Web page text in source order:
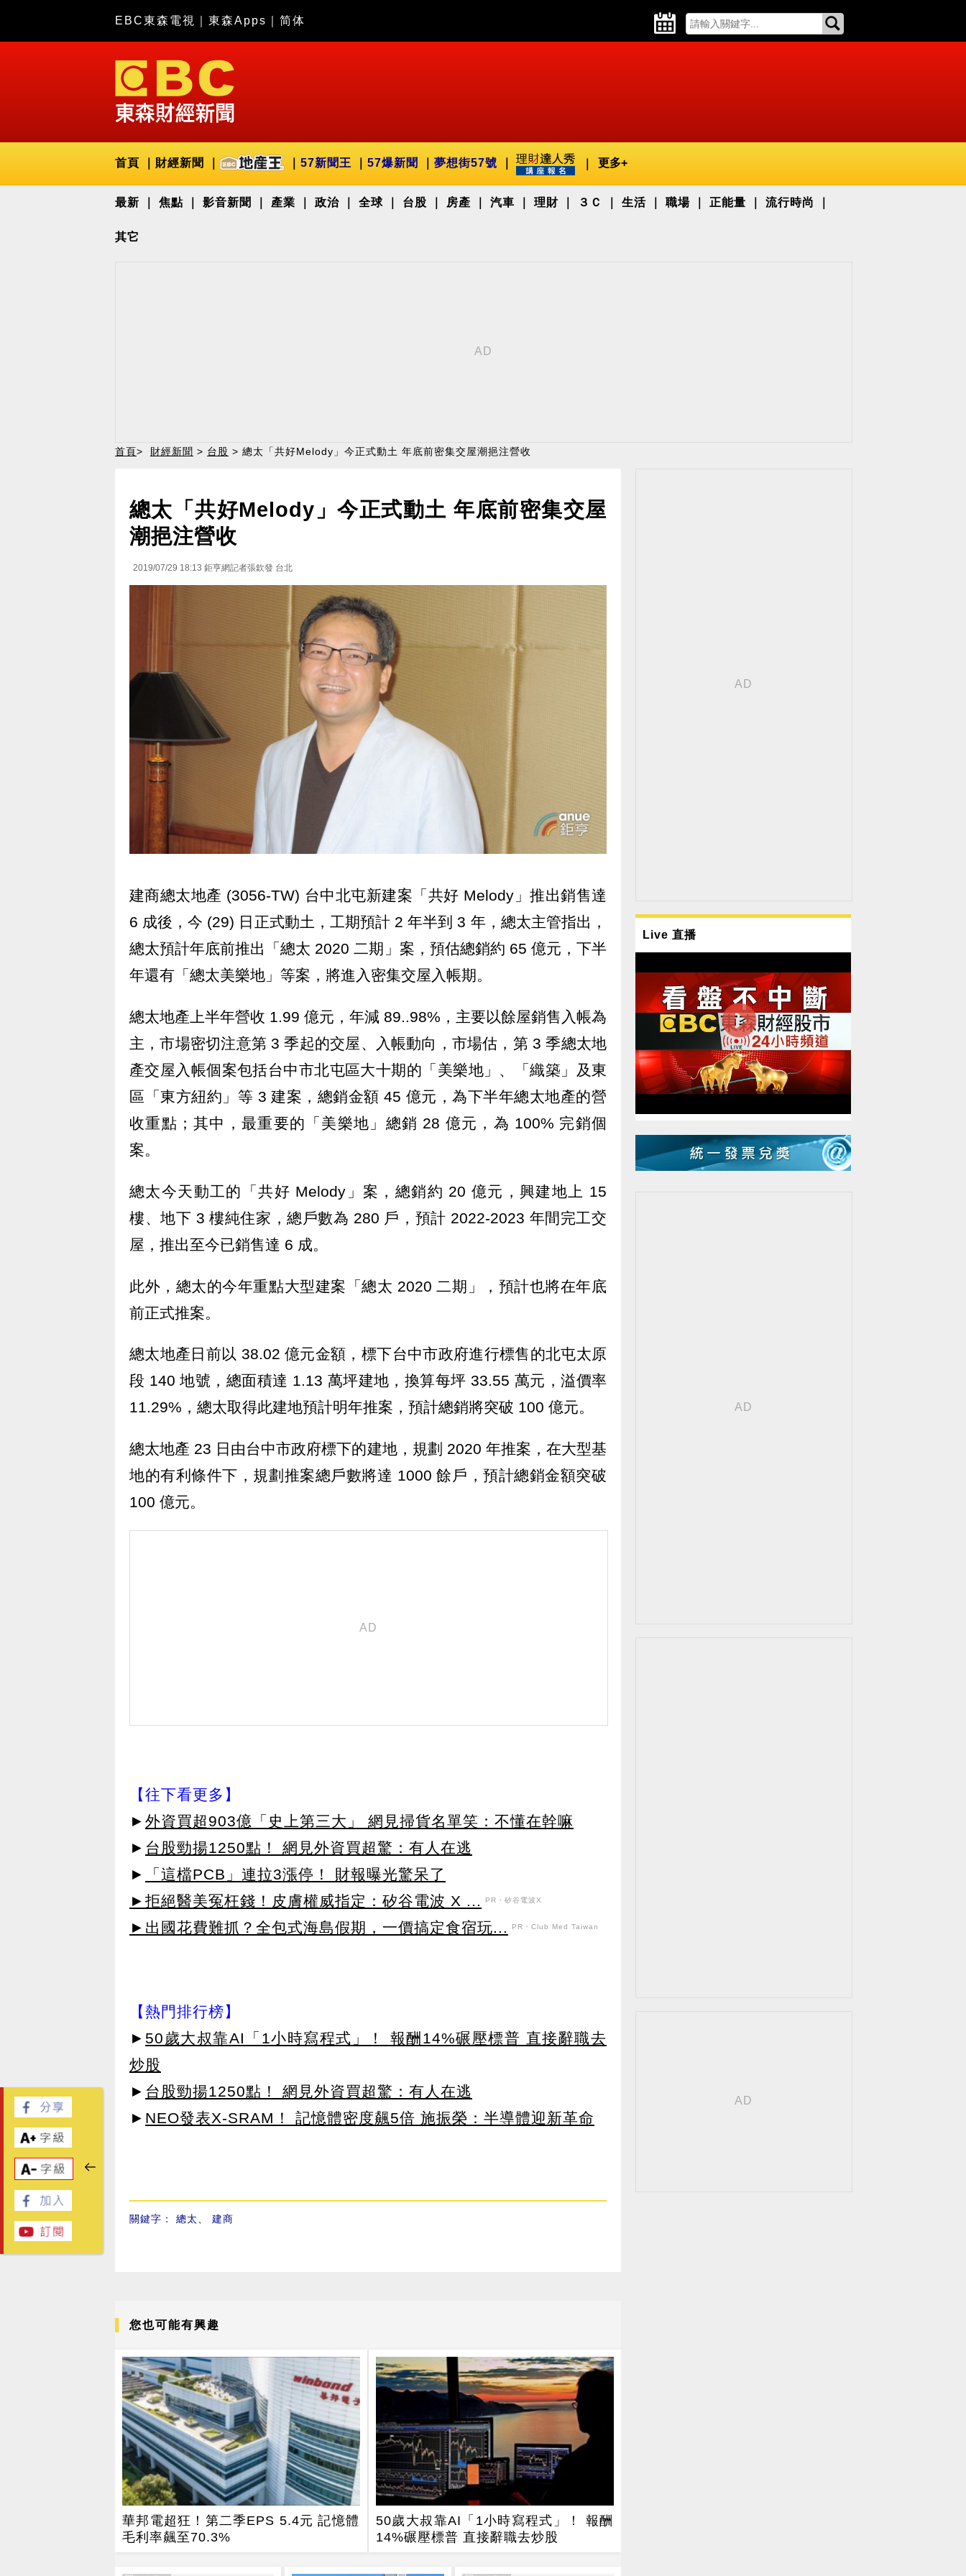
EBC東森電視 東森Apps 简体
首頁 財經新聞 57新聞王 57爆新聞 夢想街57號 更多+
最新 焦點 影音新聞 產業 政治 全球 台股 房產 汽車 理財 ３Ｃ 生活 職場 正能量 流行時尚
其它
首頁> 財經新聞 > 台股 > 總太「共好Melody」今正式動土 年底前密集交屋潮挹注營收
總太「共好Melody」今正式動土 年底前密集交屋
潮挹注營收
2019/07/29 18:13 鉅亨網記者張欽發 台北
建商總太地產 (3056-TW) 台中北屯新建案「共好 Melody」推出銷售達
6 成後，今 (29) 日正式動土，工期預計 2 年半到 3 年，總太主管指出，
總太預計年底前推出「總太 2020 二期」案，預估總銷約 65 億元，下半
年還有「總太美樂地」等案，將進入密集交屋入帳期。
總太地產上半年營收 1.99 億元，年減 89..98%，主要以餘屋銷售入帳為
主，市場密切注意第 3 季起的交屋、入帳動向，市場估，第 3 季總太地
產交屋入帳個案包括台中市北屯區大十期的「美樂地」、「織築」及東
區「東方紐約」等 3 建案，總銷金額 45 億元，為下半年總太地產的營
收重點；其中，最重要的「美樂地」總銷 28 億元，為 100% 完銷個
案。
總太今天動工的「共好 Melody」案，總銷約 20 億元，興建地上 15
樓、地下 3 樓純住家，總戶數為 280 戶，預計 2022-2023 年間完工交
屋，推出至今已銷售達 6 成。
此外，總太的今年重點大型建案「總太 2020 二期」，預計也將在年底
前正式推案。
總太地產日前以 38.02 億元金額，標下台中市政府進行標售的北屯太原
段 140 地號，總面積達 1.13 萬坪建地，換算每坪 33.55 萬元，溢價率
11.29%，總太取得此建地預計明年推案，預計總銷將突破 100 億元。
總太地產 23 日由台中市政府標下的建地，規劃 2020 年推案，在大型基
地的有利條件下，規劃推案總戶數將達 1000 餘戶，預計總銷金額突破
100 億元。
【往下看更多】
► 外資買超903億「史上第三大」 網見掃貨名單笑：不懂在幹嘛
► 台股勁揚1250點！ 網見外資買超驚：有人在逃
►
「這檔PCB」連拉3漲停！ 財報曝光驚呆了
►拒絕醫美冤枉錢！皮膚權威指定：矽谷電波 X ...
PR・矽谷電波X
►出國花費難抓？全包式海島假期，一價搞定食宿玩... PR・Club Med Taiwan
【熱門排行榜】
► 50歲大叔靠AI「1小時寫程式」！ 報酬14%碾壓標普 直接辭職去
炒股
► 台股勁揚1250點！ 網見外資買超驚：有人在逃
► NEO發表X-SRAM！ 記憶體密度飆5倍 施振榮：半導體迎新革命
關鍵字： 總太、 建商
您也可能有興趣
華邦電超狂！第二季EPS 5.4元 記憶體
毛利率飆至70.3%
50歲大叔靠AI「1小時寫程式」！ 報酬
14%碾壓標普 直接辭職去炒股
Live 直播